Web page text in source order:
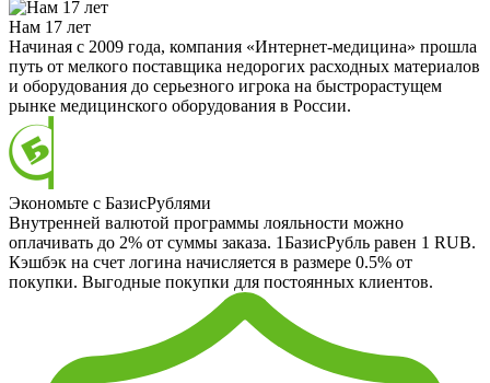
Нам 17 лет
Начиная с 2009 года, компания «Интернет-медицина» прошла
путь от мелкого поставщика недорогих расходных материалов
и оборудования до серьезного игрока на быстрорастущем
рынке медицинского оборудования в России.
Экономьте с БазисРублями
Внутренней валютой программы лояльности можно
оплачивать до 2% от суммы заказа. 1БазисРубль равен 1 RUB.
Кэшбэк на счет логина начисляется в размере 0.5% от
покупки. Выгодные покупки для постоянных клиентов.